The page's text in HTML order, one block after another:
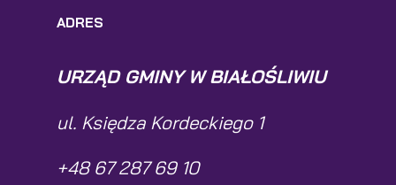
ADRES
URZĄD GMINY W BIAŁOŚLIWIU
ul. Księdza Kordeckiego 1
+48 67 287 69 10